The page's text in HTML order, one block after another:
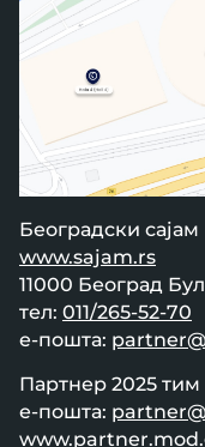
Београдски сајам
www.sajam.rs
11000 Београд
тел: 011/265-52-70
е-пошта:
Партнер 2025 тим
е-пошта: